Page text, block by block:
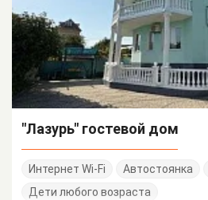
"Лазурь" гостевой дом
Интернет Wi-Fi Автостоянка
Дети любого возраста